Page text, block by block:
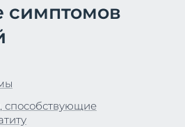
симптомов
способствующие